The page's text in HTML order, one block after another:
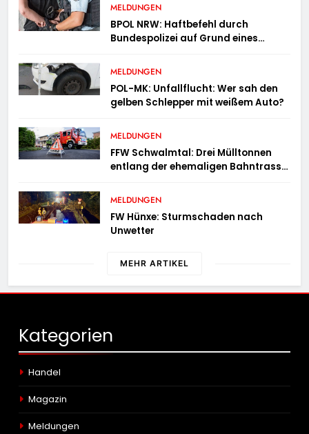
MELDUNGEN
BPOL NRW: Haftbefehl durch
Bundespolizei auf Grund eines
MELDUNGEN
POL-MK: Unfallflucht: Wer sah den
gelben Schlepper mit weißem Auto?
MELDUNGEN
FFW Schwalmtal: Drei Mülltonnen
entlang der ehemaligen Bahntrasse
MELDUNGEN
FW Hünxe: Sturmschaden nach
Unwetter
MEHR ARTIKEL
Kategorien
Handel
Magazin
Meldungen